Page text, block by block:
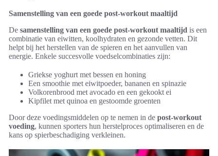
Samenstelling van een goede post-workout maaltijd
De samenstelling van een goede post-workout maaltijd is een
combinatie van eiwitten, koolhydraten en gezonde vetten. Dit
helpt bij het herstellen van de spieren en het aanvullen van
energie. Enkele succesvolle voedselcombinaties zijn:
Griekse yoghurt met bessen en honing
Een smoothie met eiwitpoeder, bananen en spinazie
Volkorenbrood met avocado en een gekookt ei
Kipfilet met quinoa en gestoomde groenten
Door deze voedingsmiddelen op te nemen in de post-workout
voeding, kunnen sporters hun herstelproces optimaliseren en de
kans op spierbeschadiging verkleinen.